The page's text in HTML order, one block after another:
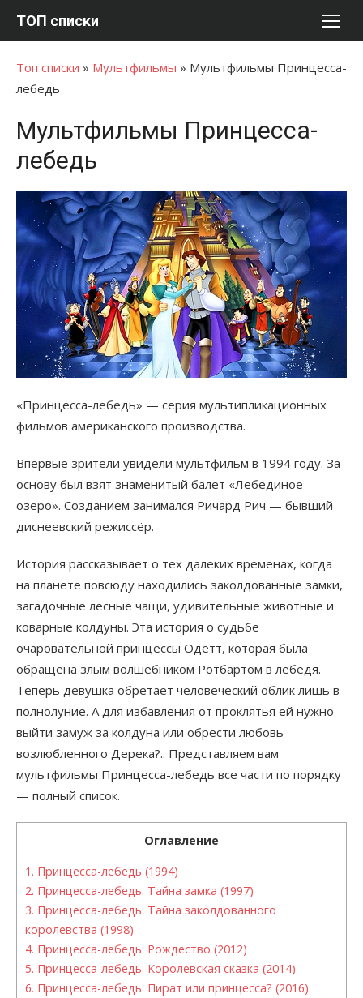
ТОП списки
Топ списки » Мультфильмы » Мультфильмы Принцесса-
лебедь
Мультфильмы Принцесса-
лебедь
«Принцесса-лебедь» — серия мультипликационных
фильмов американского производства.
Впервые зрители увидели мультфильм в 1994 году. За
основу был взят знаменитый балет «Лебединое
озеро». Созданием занимался Ричард Рич — бывший
диснеевский режиссёр.
История рассказывает о тех далеких временах, когда
на планете повсюду находились заколдованные замки,
загадочные лесные чащи, удивительные животные и
коварные колдуны. Эта история о судьбе
очаровательной принцессы Одетт, которая была
обращена злым волшебником Ротбартом в лебедя.
Теперь девушка обретает человеческий облик лишь в
полнолуние. А для избавления от проклятья ей нужно
выйти замуж за колдуна или обрести любовь
возлюбленного Дерека?.. Представляем вам
мультфильмы Принцесса-лебедь все части по порядку
— полный список.
Оглавление
1. Принцесса-лебедь (1994)
2. Принцесса-лебедь: Тайна замка (1997)
3. Принцесса-лебедь: Тайна заколдованного
королевства (1998)
4. Принцесса-лебедь: Рождество (2012)
5. Принцесса-лебедь: Королевская сказка (2014)
6. Принцесса-лебедь: Пират или принцесса? (2016)